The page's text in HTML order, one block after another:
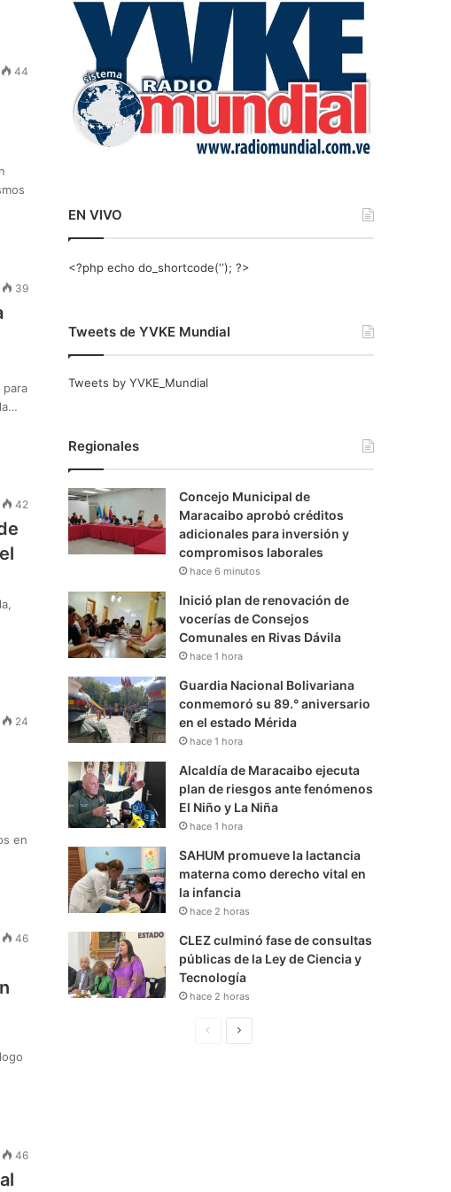
44
39
para
42
24
en
46
46
r
EN VIVO
<?php echo do_shortcode(‘‘); ?>
Tweets de YVKE Mundial
Tweets by YVKE_Mundial
Regionales
Concejo Municipal de
Maracaibo aprobó créditos
adicionales para inversión y
compromisos laborales
hace 6 minutos
Inició plan de renovación de
vocerías de Consejos
Comunales en Rivas Dávila
hace 1 hora
Guardia Nacional Bolivariana
conmemoró su 89.° aniversario
en el estado Mérida
hace 1 hora
Alcaldía de Maracaibo ejecuta
plan de riesgos ante fenómenos
El Niño y La Niña
hace 1 hora
SAHUM promueve la lactancia
materna como derecho vital en
la infancia
hace 2 horas
CLEZ culminó fase de consultas
públicas de la Ley de Ciencia y
Tecnología
hace 2 horas
S